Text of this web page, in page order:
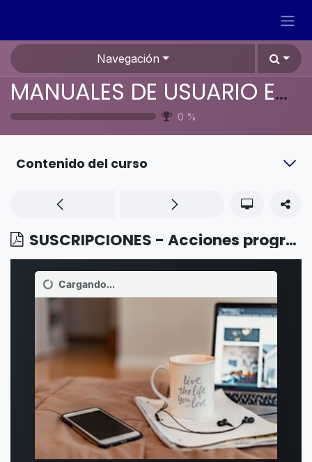
Navegación
MANUALES DE USUARIO EN ESPAÑOL ODOO 19
0 %
Contenido del curso
SUSCRIPCIONES - Acciones programadas